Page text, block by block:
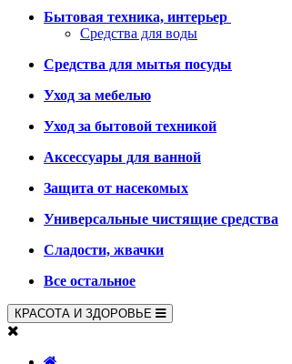
Бытовая техника, интерьер
Средства для воды
Средства для мытья посуды
Уход за мебелью
Уход за бытовой техникой
Аксессуары для ванной
Защита от насекомых
Универсальные чистящие средства
Сладости, жвачки
Все остальное
КРАСОТА И ЗДОРОВЬЕ